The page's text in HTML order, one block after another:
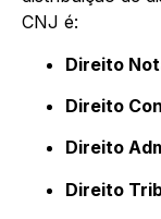
CNJ é:
Direito
Direito
Direito
Direito